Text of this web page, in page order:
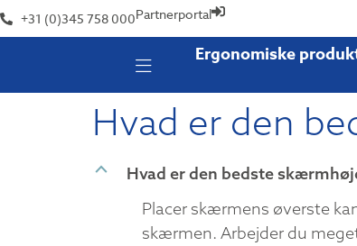
+31 (0)345 758 000Partnerportal
Ergonomiske
Hvad er den
B
Hvad er den bedste
Placer skærmens øverste
skærmen. Arbejder du